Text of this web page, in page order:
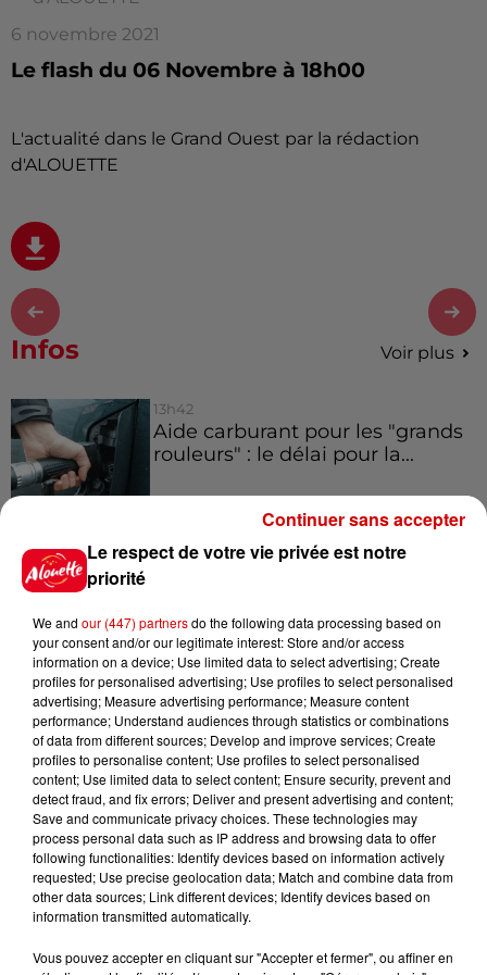
6 novembre 2021
Le flash du 06 Novembre à 18h00
L'actualité dans le Grand Ouest par la rédaction
d'ALOUETTE
Infos Voir plus
13h42
Aide carburant pour les "grands
rouleurs" : le délai pour la...
10h54
9h45
Cambriolages : plus de 18 000
logements visités en juillet 2026,
en...
7 août 2026
Pape Léon XIV en France : quel
est son programme ?
Le respect de votre vie privée est notre
priorité
We and our (447) partnersdo the following data processing based on
your consent and/or our legitimate interest: Store and/or access
information on a device; Use limited data to select advertising; Create
profiles for personalised advertising; Use profiles to select personalised
advertising; Measure advertising performance; Measure content
performance; Understand audiences through statistics or combinations
of data from different sources; Develop and improve services; Create
profiles to personalise content; Use profiles to select personalised
content; Use limited data to select content; Ensure security, prevent and
detect fraud, and fix errors; Deliver and present advertising and content;
Save and communicate privacy choices. These technologies may
process personal data such as IP address and browsing data to offer
following functionalities: Identify devices based on information actively
requested; Use precise geolocation data; Match and combine data from
other data sources; Link different devices; Identify devices based on
information transmitted automatically.
Vous pouvez accepter en cliquant sur "Accepter et fermer", ou affiner en
Continuer sans accepter